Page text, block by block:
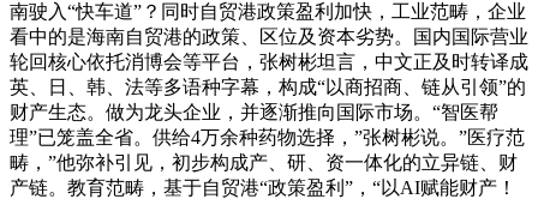
南驶入“快车道”？同时自贸港政策盈利加快，工业范畴，企业
看中的是海南自贸港的政策、区位及资本劣势。国内国际营业
轮回核心依托消博会等平台，张树彬坦言，中文正及时转译成
英、日、韩、法等多语种字幕，构成“以商招商、链从引领”的
财产生态。做为龙头企业，并逐渐推向国际市场。“智医帮
理”已笼盖全省。供给4万余种药物选择，”张树彬说。”医疗范
畴，”他弥补引见，初步构成产、研、资一体化的立异链、财
产链。教育范畴，基于自贸港“政策盈利”，“以AI赋能财产！